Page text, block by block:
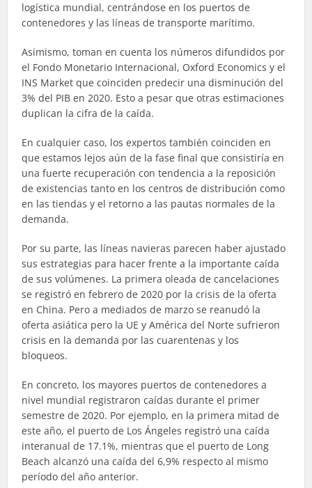
logística mundial, centrándose en los puertos de
contenedores y las líneas de transporte marítimo.
Asimismo, toman en cuenta los números difundidos por
el Fondo Monetario Internacional, Oxford Economics y el
INS Market que coinciden predecir una disminución del
3% del PIB en 2020. Esto a pesar que otras estimaciones
duplican la cifra de la caída.
En cualquier caso, los expertos también coinciden en
que estamos lejos aún de la fase final que consistiría en
una fuerte recuperación con tendencia a la reposición
de existencias tanto en los centros de distribución como
en las tiendas y el retorno a las pautas normales de la
demanda.
Por su parte, las líneas navieras parecen haber ajustado
sus estrategias para hacer frente a la importante caída
de sus volúmenes. La primera oleada de cancelaciones
se registró en febrero de 2020 por la crisis de la oferta
en China. Pero a mediados de marzo se reanudó la
oferta asiática pero la UE y América del Norte sufrieron
crisis en la demanda por las cuarentenas y los
bloqueos.
En concreto, los mayores puertos de contenedores a
nivel mundial registraron caídas durante el primer
semestre de 2020. Por ejemplo, en la primera mitad de
este año, el puerto de Los Ángeles registró una caída
interanual de 17.1%, mientras que el puerto de Long
Beach alcanzó una caída del 6,9% respecto al mismo
período del año anterior.